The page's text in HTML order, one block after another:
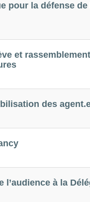
pour la défense
et
des
l’audience à la